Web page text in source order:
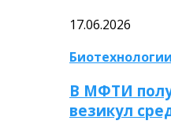
17.06.2026
Биотехнологии
В МФТИ
везикул